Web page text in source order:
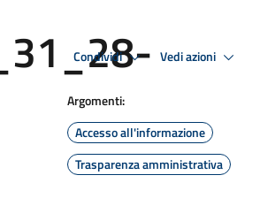
Condividi Vedi azioni
Argomenti:
Accesso all'informazione
Trasparenza amministrativa